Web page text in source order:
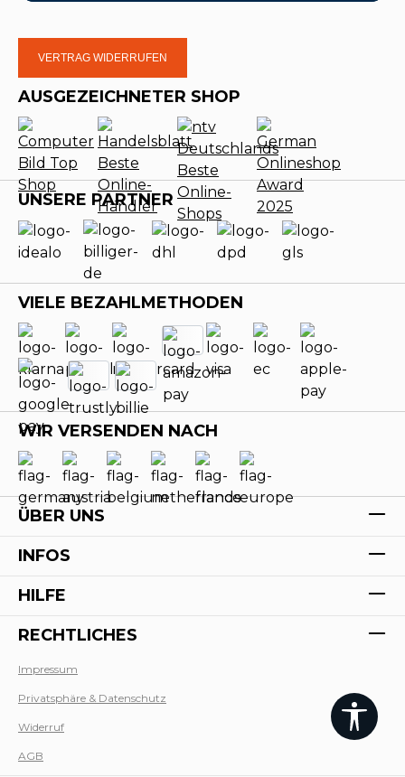
VERTRAG WIDERRUFEN
AUSGEZEICHNETER SHOP
UNSERE PARTNER
VIELE BEZAHLMETHODEN
WIR VERSENDEN NACH
ÜBER UNS
INFOS
HILFE
RECHTLICHES
Impressum
Privatsphäre & Datenschutz
Widerruf
AGB